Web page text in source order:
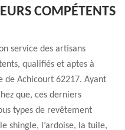
COMPÉTENTS
service des artisans
qualifiés et aptes à
de Achicourt 62217. Ayant
que, ces derniers
types de revêtement
shingle, l’ardoise, la tuile,